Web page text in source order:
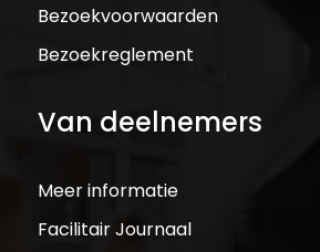
Bezoekvoorwaarden
Bezoekreglement
Van deelnemers
Meer informatie
Facilitair Journaal